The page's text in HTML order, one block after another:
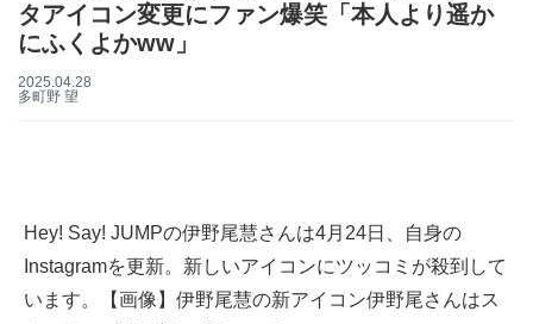
タアイコン変更にファン爆笑「本人より遥か
にふくよかww」
2025.04.28
多町野 望
Hey! Say! JUMPの伊野尾慧さんは4月24日、自身の
Instagramを更新。新しいアイコンにツッコミが殺到して
います。【画像】伊野尾慧の新アイコン伊野尾さんはス